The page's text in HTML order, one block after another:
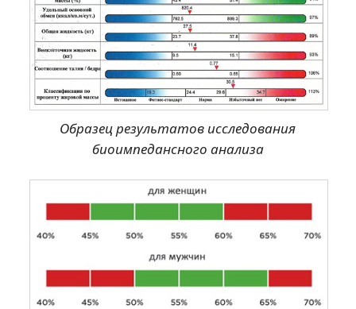
Образец результатов исследования
биоимпедансного анализа